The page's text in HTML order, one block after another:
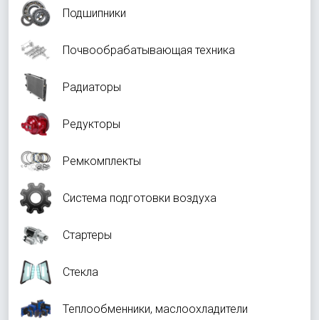
Подшипники
Почвообрабатывающая техника
Радиаторы
Редукторы
Ремкомплекты
Система подготовки воздуха
Стартеры
Стекла
Теплообменники, маслоохладители